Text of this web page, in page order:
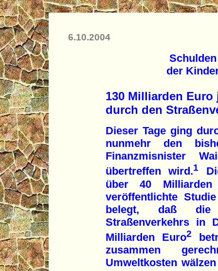
6.10.2004
der
130 Milliarden
durch den
Dieser Tage ging
nunmehr den
Finanzmisnister
übertreffen wird.1
über 40
veröffentlichte
belegt, daß die
Straßenverkehrs in
Milliarden Euro2
zusammen
Umweltkosten